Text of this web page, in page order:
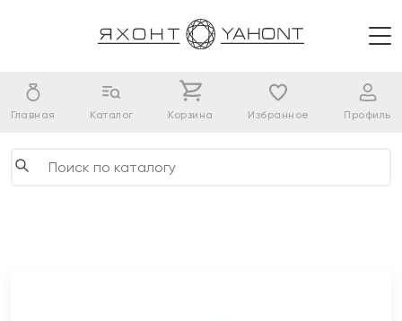
Главная Каталог Корзина Избранное Профиль